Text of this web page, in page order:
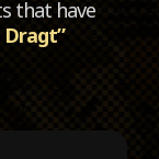
that have
Dragt”